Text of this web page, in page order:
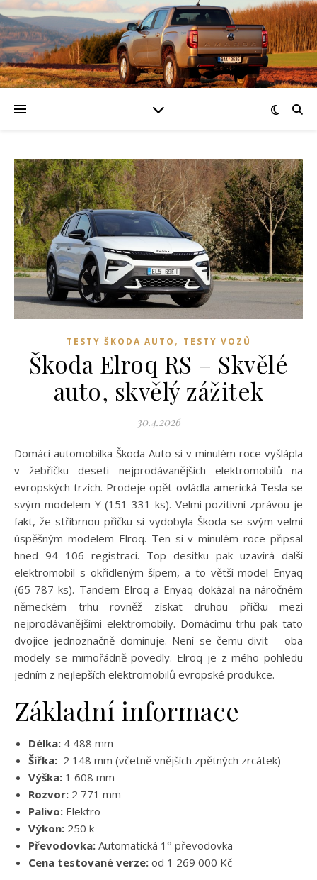
TESTY ŠKODA AUTO , TESTY VOZŮ
Škoda Elroq RS – Skvělé
auto, skvělý zážitek
30.4.2026
Domácí automobilka Škoda Auto si v minulém roce vyšlápla
v žebříčku deseti nejprodávanějších elektromobilů na
evropských trzích. Prodeje opět ovládla americká Tesla se
svým modelem Y (151 331 ks). Velmi pozitivní zprávou je
fakt, že stříbrnou příčku si vydobyla Škoda se svým velmi
úspěšným modelem Elroq. Ten si v minulém roce připsal
hned 94 106 registrací. Top desítku pak uzavírá další
elektromobil s okřídleným šípem, a to větší model Enyaq
(65 787 ks). Tandem Elroq a Enyaq dokázal na náročném
německém trhu rovněž získat druhou příčku mezi
nejprodávanějšími elektromobily. Domácímu trhu pak tato
dvojice jednoznačně dominuje. Není se čemu divit – oba
modely se mimořádně povedly. Elroq je z mého pohledu
jedním z nejlepších elektromobilů evropské produkce.
Základní informace
Délka: 4 488 mm
Šířka: 2 148 mm (včetně vnějších zpětných zrcátek)
Výška: 1 608 mm
Rozvor: 2 771 mm
Palivo: Elektro
Výkon: 250 k
Převodovka: Automatická 1° převodovka
Cena testované verze: od 1 269 000 Kč